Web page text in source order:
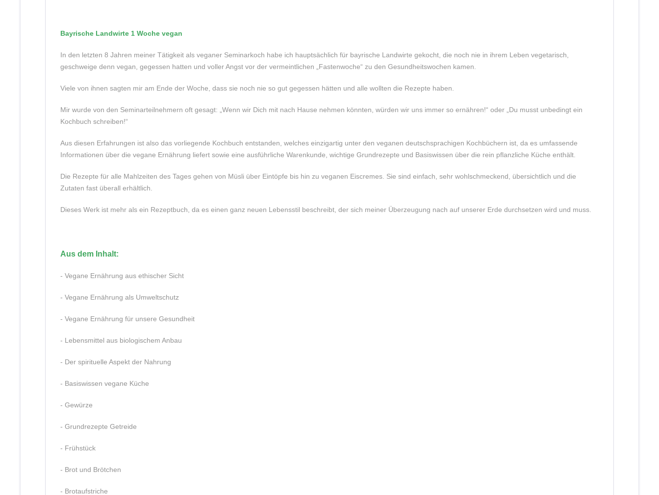
Bayrische Landwirte 1 Woche vegan
In den letzten 8 Jahren meiner Tätigkeit als veganer Seminarkoch habe ich hauptsächlich für bayrische Landwirte gekocht, die noch nie in ihrem Leben vegetarisch,
geschweige denn vegan, gegessen hatten und voller Angst vor der vermeintlichen „Fastenwoche“ zu den Gesundheitswochen kamen.
Viele von ihnen sagten mir am Ende der Woche, dass sie noch nie so gut gegessen hätten und alle wollten die Rezepte haben.
Mir wurde von den Seminarteilnehmern oft gesagt: „Wenn wir Dich mit nach Hause nehmen könnten, würden wir uns immer so ernähren!“ oder „Du musst unbedingt ein
Kochbuch schreiben!“
Aus diesen Erfahrungen ist also das vorliegende Kochbuch entstanden, welches einzigartig unter den veganen deutschsprachigen Kochbüchern ist, da es umfassende
Informationen über die vegane Ernährung liefert sowie eine ausführliche Warenkunde, wichtige Grundrezepte und Basiswissen über die rein pflanzliche Küche enthält.
Die Rezepte für alle Mahlzeiten des Tages gehen von Müsli über Eintöpfe bis hin zu veganen Eiscremes. Sie sind einfach, sehr wohlschmeckend, übersichtlich und die
Zutaten fast überall erhältlich.
Dieses Werk ist mehr als ein Rezeptbuch, da es einen ganz neuen Lebensstil beschreibt, der sich meiner Überzeugung nach auf unserer Erde durchsetzen wird und muss.
Aus dem Inhalt:
- Vegane Ernährung aus ethischer Sicht
- Vegane Ernährung als Umweltschutz
- Vegane Ernährung für unsere Gesundheit
- Lebensmittel aus biologischem Anbau
- Der spirituelle Aspekt der Nahrung
- Basiswissen vegane Küche
- Gewürze
- Grundrezepte Getreide
- Frühstück
- Brot und Brötchen
- Brotaufstriche